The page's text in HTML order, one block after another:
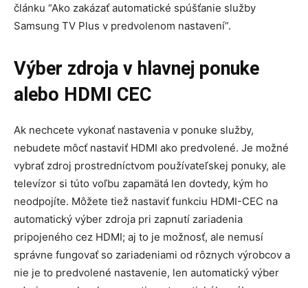
článku “Ako zakázať automatické spúšťanie služby
Samsung TV Plus v predvolenom nastavení”.
Výber zdroja v hlavnej ponuke
alebo HDMI CEC
Ak nechcete vykonať nastavenia v ponuke služby,
nebudete môcť nastaviť HDMI ako predvolené. Je možné
vybrať zdroj prostredníctvom používateľskej ponuky, ale
televízor si túto voľbu zapamätá len dovtedy, kým ho
neodpojíte. Môžete tiež nastaviť funkciu HDMI-CEC na
automatický výber zdroja pri zapnutí zariadenia
pripojeného cez HDMI; aj to je možnosť, ale nemusí
správne fungovať so zariadeniami od rôznych výrobcov a
nie je to predvolené nastavenie, len automatický výber